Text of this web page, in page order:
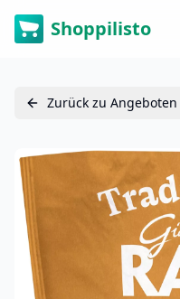
Shoppilisto
Zurück zu Angeboten